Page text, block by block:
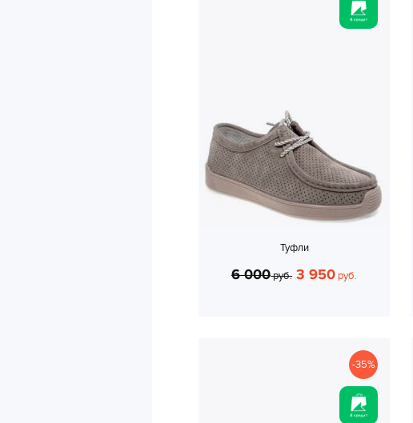
Туфли
6 000руб. 3 950 руб.
-35%